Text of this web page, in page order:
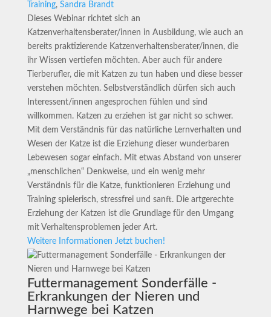
Training, Sandra Brandt
Dieses Webinar richtet sich an
Katzenverhaltensberater/innen in Ausbildung, wie auch an
bereits praktizierende Katzenverhaltensberater/innen, die
ihr Wissen vertiefen möchten. Aber auch für andere
Tierberufler, die mit Katzen zu tun haben und diese besser
verstehen möchten. Selbstverständlich dürfen sich auch
Interessent/innen angesprochen fühlen und sind
willkommen. Katzen zu erziehen ist gar nicht so schwer.
Mit dem Verständnis für das natürliche Lernverhalten und
Wesen der Katze ist die Erziehung dieser wunderbaren
Lebewesen sogar einfach. Mit etwas Abstand von unserer
„menschlichen“ Denkweise, und ein wenig mehr
Verständnis für die Katze, funktionieren Erziehung und
Training spielerisch, stressfrei und sanft. Die artgerechte
Erziehung der Katzen ist die Grundlage für den Umgang
mit Verhaltensproblemen jeder Art.
Weitere Informationen Jetzt buchen!
Futtermanagement Sonderfälle -
Erkrankungen der Nieren und
Harnwege bei Katzen